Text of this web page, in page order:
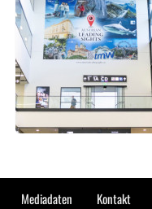
Mediadaten Kontakt